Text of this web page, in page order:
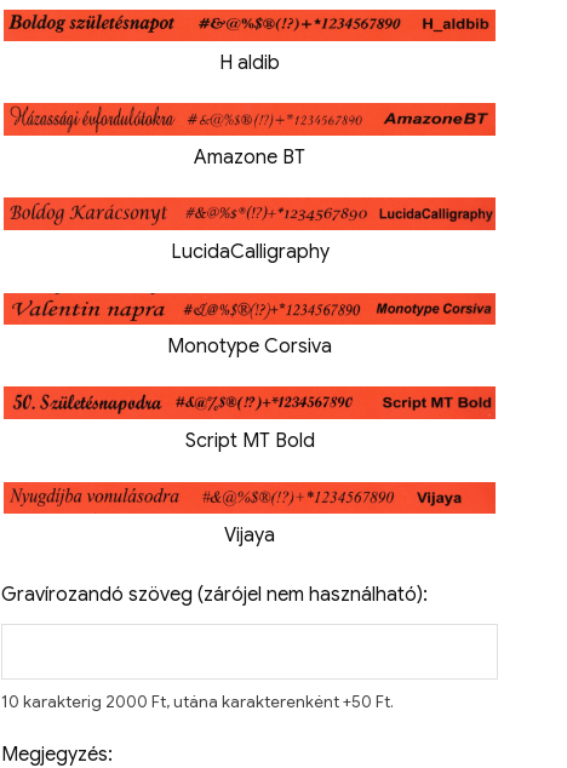
H aldib
Amazone BT
LucidaCalligraphy
Monotype Corsiva
Script MT Bold
Vijaya
Gravírozandó szöveg (zárójel nem használható):
10 karakterig 2000 Ft, utána karakterenként +50 Ft.
Megjegyzés: